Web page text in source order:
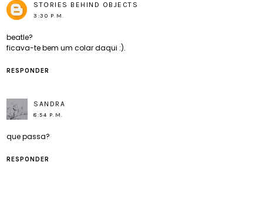
STORIES BEHIND OBJECTS
3:30 P.M.
beatle?
ficava-te bem um colar daqui :).
RESPONDER
SANDRA
8:54 P.M.
que passa?
RESPONDER